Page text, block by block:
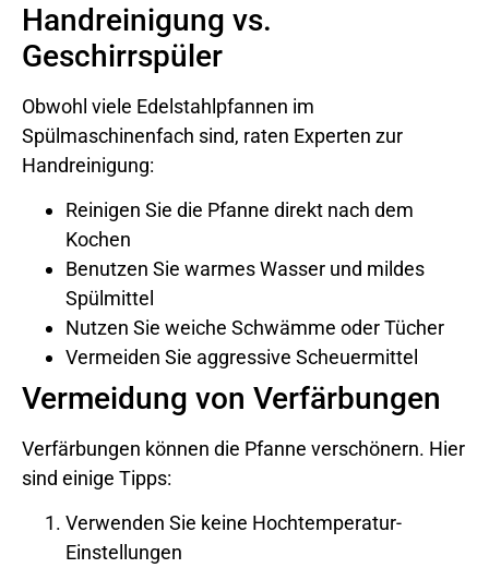
Handreinigung vs.
Geschirrspüler
Obwohl viele Edelstahlpfannen im
Spülmaschinenfach sind, raten Experten zur
Handreinigung:
Reinigen Sie die Pfanne direkt nach dem
Kochen
Benutzen Sie warmes Wasser und mildes
Spülmittel
Nutzen Sie weiche Schwämme oder Tücher
Vermeiden Sie aggressive Scheuermittel
Vermeidung von Verfärbungen
Verfärbungen können die Pfanne verschönern. Hier
sind einige Tipps:
Verwenden Sie keine Hochtemperatur-
Einstellungen